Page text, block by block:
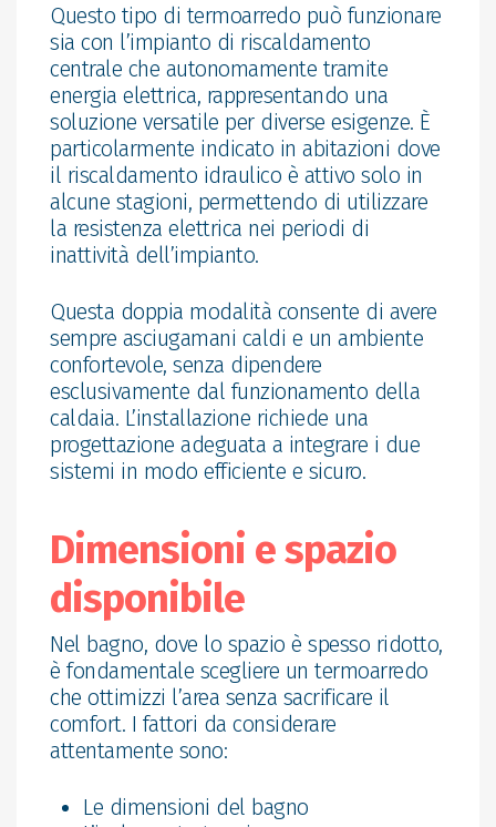
Questo tipo di termoarredo può funzionare
sia con l’impianto di riscaldamento
centrale che autonomamente tramite
energia elettrica, rappresentando una
soluzione versatile per diverse esigenze. È
particolarmente indicato in abitazioni dove
il riscaldamento idraulico è attivo solo in
alcune stagioni, permettendo di utilizzare
la resistenza elettrica nei periodi di
inattività dell’impianto.
Questa doppia modalità consente di avere
sempre asciugamani caldi e un ambiente
confortevole, senza dipendere
esclusivamente dal funzionamento della
caldaia. L’installazione richiede una
progettazione adeguata a integrare i due
sistemi in modo efficiente e sicuro.
Dimensioni e spazio
disponibile
Nel bagno, dove lo spazio è spesso ridotto,
è fondamentale scegliere un termoarredo
che ottimizzi l’area senza sacrificare il
comfort. I fattori da considerare
attentamente sono:
Le dimensioni del bagno